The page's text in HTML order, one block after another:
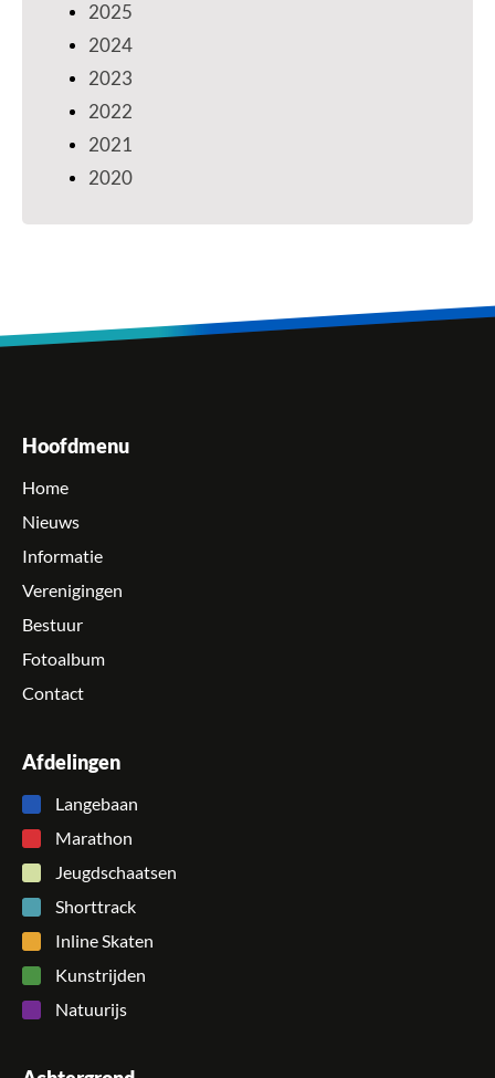
2025
2024
2023
2022
2021
2020
Hoofdmenu
Home
Nieuws
Informatie
Verenigingen
Bestuur
Fotoalbum
Contact
Afdelingen
Langebaan
Marathon
Jeugdschaatsen
Shorttrack
Inline Skaten
Kunstrijden
Natuurijs